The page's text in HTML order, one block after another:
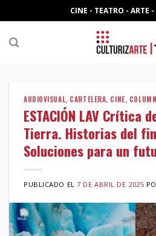
to
content
CINE - TEATRO - ARTE
AUDIOVISUAL, CARTELERA, CINE,
ESTACIÓN LAV Crítica
Tierra. Historias del
Soluciones para un
PUBLICADO EL7 DE ABRIL DE 2025